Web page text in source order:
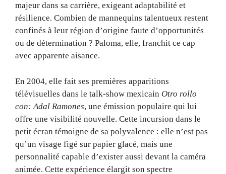
majeur dans sa carrière, exigeant adaptabilité et
résilience. Combien de mannequins talentueux restent
confinés à leur région d’origine faute d’opportunités
ou de détermination ? Paloma, elle, franchit ce cap
avec apparente aisance.
En 2004, elle fait ses premières apparitions
télévisuelles dans le talk-show mexicain Otro rollo
con: Adal Ramones, une émission populaire qui lui
offre une visibilité nouvelle. Cette incursion dans le
petit écran témoigne de sa polyvalence : elle n’est pas
qu’un visage figé sur papier glacé, mais une
personnalité capable d’exister aussi devant la caméra
animée. Cette expérience élargit son spectre